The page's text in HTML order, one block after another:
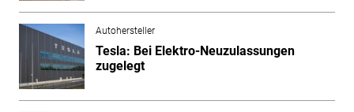
Autohersteller
Tesla: Bei Elektro-Neuzulassungen
zugelegt